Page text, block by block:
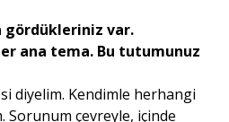
gördükleriniz var.
ana tema. Bu tutumunuz
diyelim. Kendimle herhangi
çevreyle, içinde